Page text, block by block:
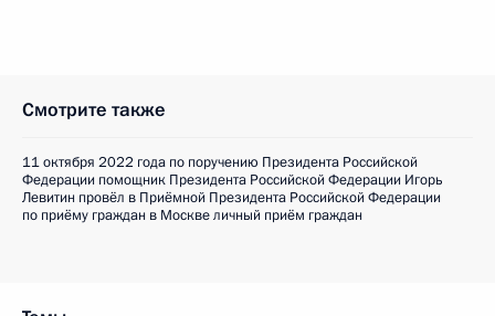
Смотрите также
11 октября 2022 года по поручению Президента Российской
Федерации помощник Президента Российской Федерации Игорь
Левитин провёл в Приёмной Президента Российской Федерации
по приёму граждан в Москве личный приём граждан